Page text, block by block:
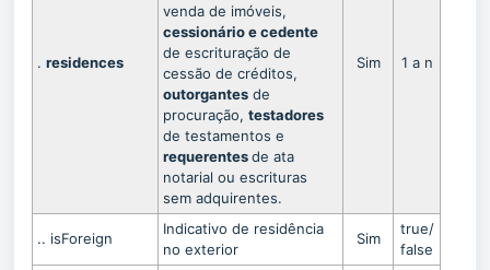
. residences
venda de imóveis,
cessionário e cedente
de escrituração de
cessão de créditos,
outorgantes de
procuração, testadores
de testamentos e
requerentesde ata
notarial ou escrituras
sem adquirentes.
Sim 1 a n
.. isForeign
Indicativo de residência
no exterior
Sim
true/
false